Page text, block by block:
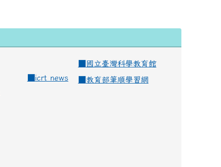
國立臺灣科學教育館
icrt news
教育部筆順學習網